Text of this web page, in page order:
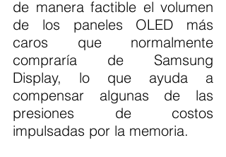
de manera factible el volumen
de los paneles OLED más
caros que normalmente
compraría de Samsung
Display, lo que ayuda a
compensar algunas de las
presiones de costos
impulsadas por la memoria.